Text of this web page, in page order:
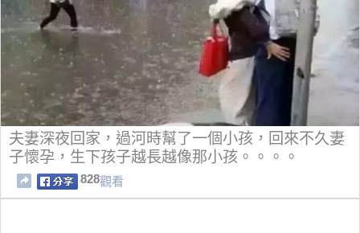
夫妻深夜回家，過河時幫了一個小孩，回來不久妻
子懷孕，生下孩子越長越像那小孩。。。。
828觀看